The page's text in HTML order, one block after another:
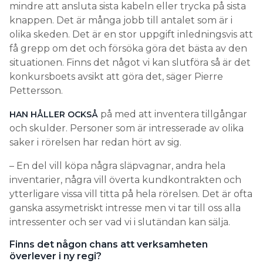
mindre att ansluta sista kabeln eller trycka på sista
knappen. Det är många jobb till antalet som är i
olika skeden. Det är en stor uppgift inledningsvis att
få grepp om det och försöka göra det bästa av den
situationen. Finns det något vi kan slutföra så är det
konkursboets avsikt att göra det, säger Pierre
Pettersson.
HAN HÅLLER OCKSÅ på med att inventera tillgångar
och skulder. Personer som är intresserade av olika
saker i rörelsen har redan hört av sig.
– En del vill köpa några släpvagnar, andra hela
inventarier, några vill överta kundkontrakten och
ytterligare vissa vill titta på hela rörelsen. Det är ofta
ganska assymetriskt intresse men vi tar till oss alla
intressenter och ser vad vi i slutändan kan sälja.
Finns det någon chans att verksamheten
överlever i ny regi?